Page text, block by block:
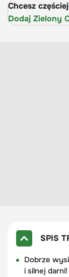
Chcesz
Dodaj Zielony
SPIS
Dobrze
i silnej darni!